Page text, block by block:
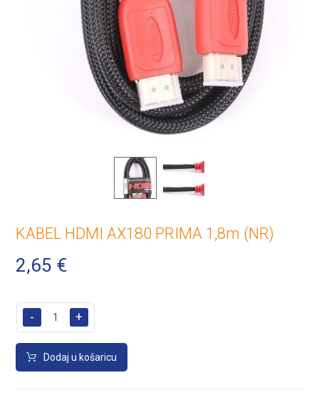
KABEL HDMI AX180 PRIMA 1,8m (NR)
2,65 €
- +
Dodaj u košaricu